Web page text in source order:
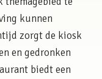
kunnen
zorgt de kiosk
en gedronken
biedt een